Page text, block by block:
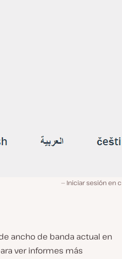
Iniciar sesión en
ancho de banda actual en
ver informes más